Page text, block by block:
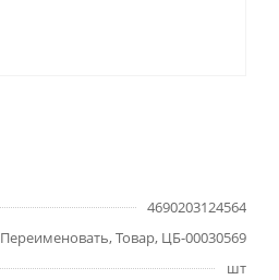
4690203124564
Переименовать, Товар, ЦБ-00030569
шт